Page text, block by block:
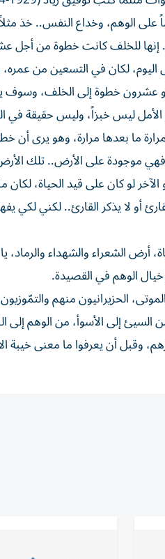
على الوهم، وخداع النفس.. خذ
للخلف كانت خطوة من أجل
اليوم، لكان في التسعين من
عشرون خطوة إلى الخلف،
ليس خبزاً، وليس حقيقة في
ما بعدها مرارة، وهو يرى أن
فهي موجودة على الأرض.. تلك
لو كان على قيد الحياة،
أو لا يذكر القارئ.. لكني
أرض الشعراء والشهداء
الوهم في القصيدة.
الحزيرانيون منهم
السيئ إلى الأسوأ، من الوهم
وقبل أن يعرفوا ما معنى خيبة